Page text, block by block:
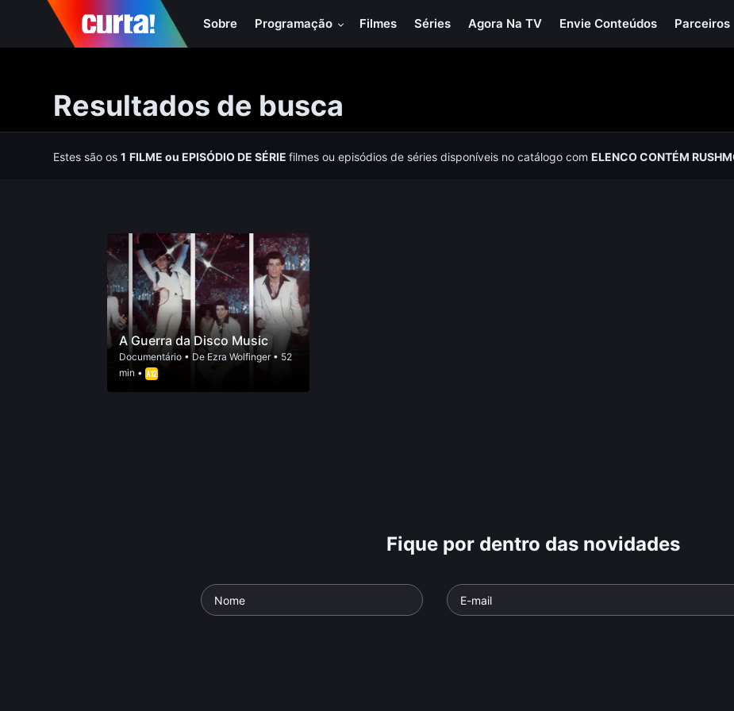
Sobre Programação Filmes Séries Agora Na TV Envie Conteúdos Parceiros
Resultados de busca
Estes são os1 FILMEou EPISÓDIO DE SÉRIEfilmes ou episódios de séries disponíveis no catálogo comELENCO CONTÉM
A Guerra da Disco Music
Documentário• De Ezra Wolfinger• 52
min •
Fique por dentro das novidades